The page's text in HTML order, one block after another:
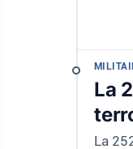
La
La